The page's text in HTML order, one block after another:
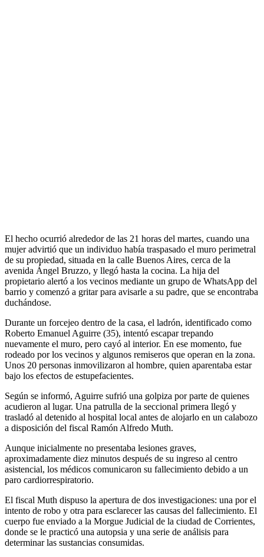
El hecho ocurrió alrededor de las 21 horas del martes, cuando una
mujer advirtió que un individuo había traspasado el muro perimetral
de su propiedad, situada en la calle Buenos Aires, cerca de la
avenida Ángel Bruzzo, y llegó hasta la cocina. La hija del
propietario alertó a los vecinos mediante un grupo de WhatsApp del
barrio y comenzó a gritar para avisarle a su padre, que se encontraba
duchándose.
Durante un forcejeo dentro de la casa, el ladrón, identificado como
Roberto Emanuel Aguirre (35), intentó escapar trepando
nuevamente el muro, pero cayó al interior. En ese momento, fue
rodeado por los vecinos y algunos remiseros que operan en la zona.
Unos 20 personas inmovilizaron al hombre, quien aparentaba estar
bajo los efectos de estupefacientes.
Según se informó, Aguirre sufrió una golpiza por parte de quienes
acudieron al lugar. Una patrulla de la seccional primera llegó y
trasladó al detenido al hospital local antes de alojarlo en un calabozo
a disposición del fiscal Ramón Alfredo Muth.
Aunque inicialmente no presentaba lesiones graves,
aproximadamente diez minutos después de su ingreso al centro
asistencial, los médicos comunicaron su fallecimiento debido a un
paro cardiorrespiratorio.
El fiscal Muth dispuso la apertura de dos investigaciones: una por el
intento de robo y otra para esclarecer las causas del fallecimiento. El
cuerpo fue enviado a la Morgue Judicial de la ciudad de Corrientes,
donde se le practicó una autopsia y una serie de análisis para
determinar las sustancias consumidas.